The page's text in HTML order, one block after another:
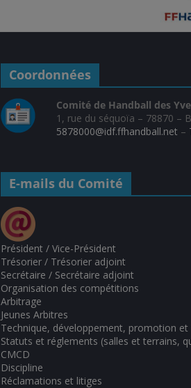
Coordonnées
Comité de Handball des
1, rue du séquoïa – 78870 –
5878000@idf.ffhandball.net –
E-mails du Comité
Président / Vice-Président
Trésorier / Trésorier adjoint
Secrétaire / Secrétaire adjoint
Organisation des compétitions
Arbitrage
Jeunes Arbitres
Technique, développement, promotion
Statuts et réglements (salles et terrains,
CMCD
Discipline
Réclamations et litiges